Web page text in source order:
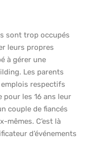
sont trop occupés
leurs propres
à gérer une
Les parents
respectifs
pour les 16 ans leur
couple de fiancés
mêmes. C’est là
d’événements